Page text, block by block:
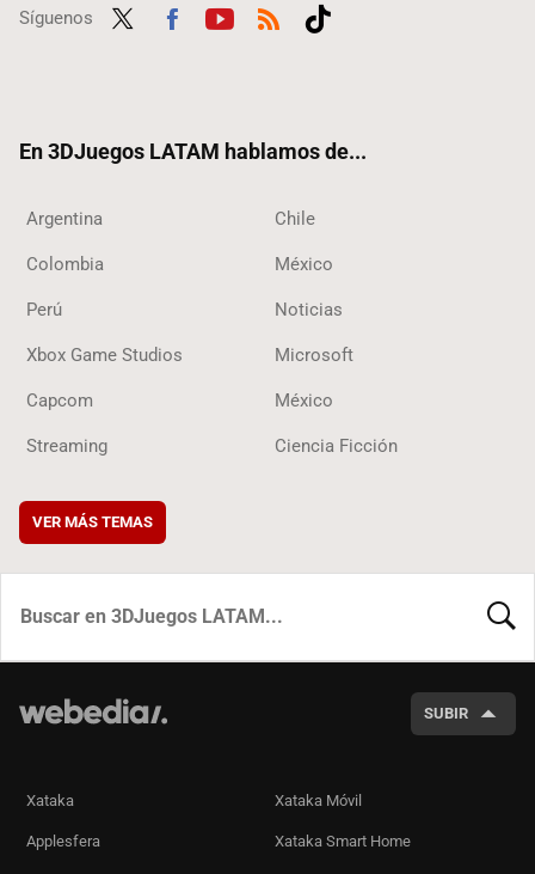
Síguenos
En 3DJuegos LATAM hablamos de...
Argentina Chile
Colombia México
Perú Noticias
Xbox Game Studios Microsoft
Capcom México
Streaming Ciencia Ficción
VER MÁS TEMAS
SUBIR
Xataka Xataka Móvil
Applesfera Xataka Smart Home